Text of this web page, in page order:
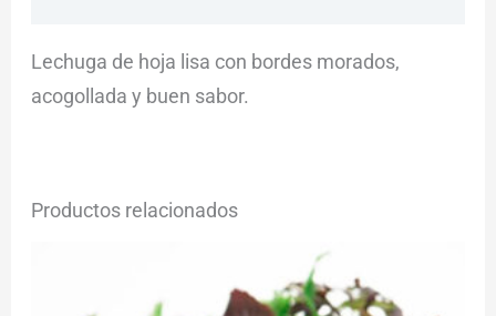
Lechuga de hoja lisa con bordes morados,
acogollada y buen sabor.
Productos relacionados